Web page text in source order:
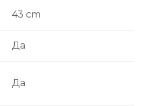
43 cm
Да
Да